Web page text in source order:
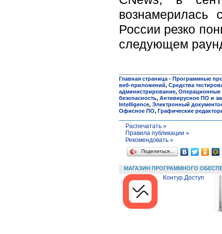
вознамерилась
России резко
следующем
Главная страница - Программные
веб-приложений, Средства
администрирование, Операционные
безопасность, Антивирусное ПО и
Intelligence, Электронный
Офисное ПО, Графические
Распечатать »
Правила публикации »
Рекомендовать »
Поделиться…
МАГАЗИН ПРОГРАММНОГО
Контур.Доступ